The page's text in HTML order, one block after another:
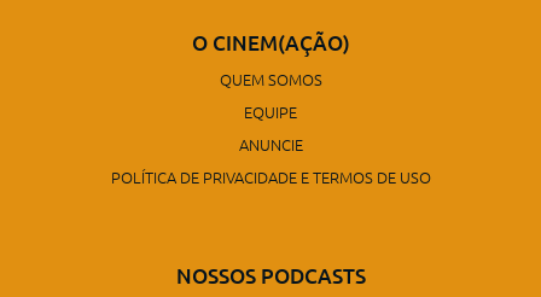
O CINEM(AÇÃO)
QUEM SOMOS
EQUIPE
ANUNCIE
POLÍTICA DE PRIVACIDADE E TERMOS DE USO
NOSSOS PODCASTS